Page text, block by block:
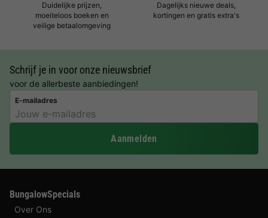
Duidelijke prijzen,
moeiteloos boeken en
veilige betaalomgeving
Dagelijks nieuwe deals,
kortingen en gratis extra's
Schrijf je in voor onze nieuwsbrief
voor de allerbeste aanbiedingen!
E-mailadres
Aanmelden
BungalowSpecials
Over Ons